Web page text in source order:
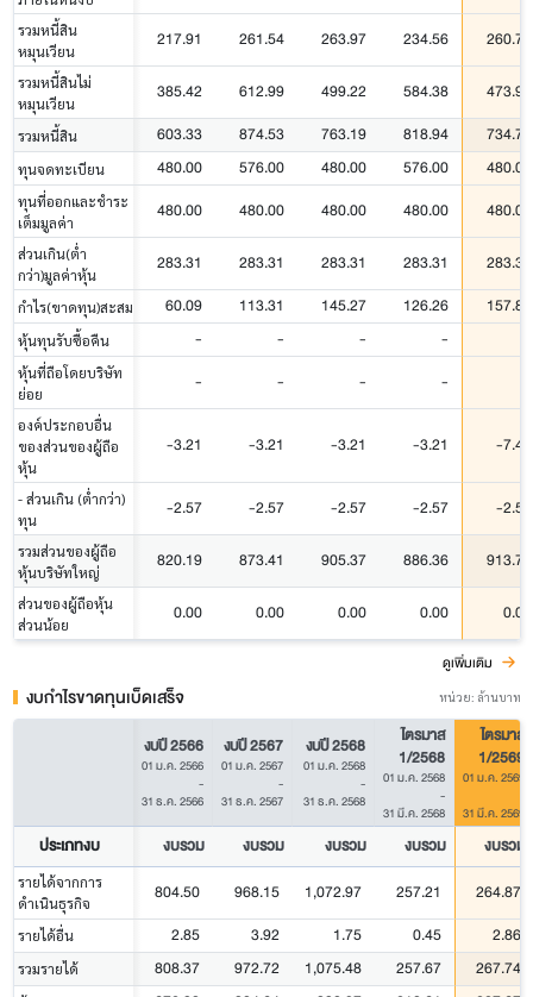
รวมหนี้สิน
หมุนเวียน
217.91 261.54 263.97 234.56 260.78
รวมหนี้สินไม่
หมุนเวียน
385.42 612.99 499.22 584.38 473.94
รวมหนี้สิน 603.33 874.53 763.19 818.94 734.72
ทุนจดทะเบียน 480.00 576.00 480.00 576.00 480.00
ทุนที่ออกและชำระ
เต็มมูลค่า
480.00 480.00 480.00 480.00 480.00
ส่วนเกิน(ต่ำ
กว่า)มูลค่าหุ้น
283.31 283.31 283.31 283.31 283.31
กำไร(ขาดทุน)สะสม 60.09 113.31 145.27 126.26 157.88
หุ้นทุนรับซื้อคืน - - - -
หุ้นที่ถือโดยบริษัท
ย่อย
- - - -
องค์ประกอบอื่น
ของส่วนของผู้ถือ
หุ้น
-3.21 -3.21 -3.21 -3.21 -7.44
- ส่วนเกิน (ต่ำกว่า)
ทุน
-2.57 -2.57 -2.57 -2.57 -2.57
รวมส่วนของผู้ถือ
หุ้นบริษัทใหญ่
820.19 873.41 905.37 886.36 913.74
ส่วนของผู้ถือหุ้น
ส่วนน้อย
0.00 0.00 0.00 0.00 0.00
ดูเพิ่มเติม
งบกำไรขาดทุนเบ็ดเสร็จ หน่วย: ล้านบาท
งบปี 2566
01 ม.ค. 2566
-
31 ธ.ค. 2566
งบปี 2567
01 ม.ค. 2567
-
31 ธ.ค. 2567
งบปี 2568
01 ม.ค. 2568
-
31 ธ.ค. 2568
ไตรมาส
1/2568
01 ม.ค. 2568
-
31 มี.ค. 2568
ไตรมาส
1/2569
01 ม.ค. 2569
31 มี.ค. 2569
ประเภทงบ งบรวม งบรวม งบรวม งบรวม งบรวม
รายได้จากการ
ดำเนินธุรกิจ
804.50 968.15 1,072.97 257.21 264.87
รายได้อื่น 2.85 3.92 1.75 0.45 2.86
รวมรายได้ 808.37 972.72 1,075.48 257.67 267.74